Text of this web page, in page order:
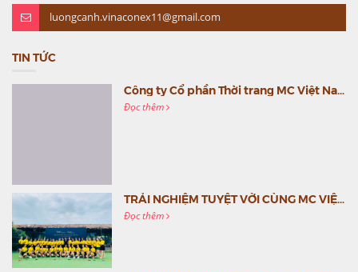
luongcanh.vinaconex11@gmail.com
TIN TỨC
Công ty Cổ phần Thời trang MC Việt Nam (MC Fashion) tổ chức Gala mừng sinh nhật lần thứ 9
Đọc thêm
TRẢI NGHIỆM TUYỆT VỜI CÙNG MC VIỆT NAM
Đọc thêm